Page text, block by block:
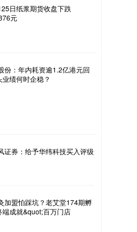
日纸浆期货收盘下跌
元
份：年内耗资逾1.2亿港元回
绩何时企稳？
证券：给予华纬科技买入评级
加盟怕踩坑？老艾堂174期孵
端成就&quot;百万门店